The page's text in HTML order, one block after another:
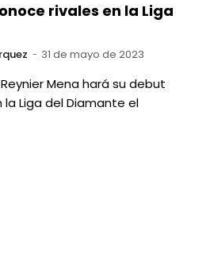
rivales en la Liga
31 de mayo de 2023
Mena hará su debut
Liga del Diamante el